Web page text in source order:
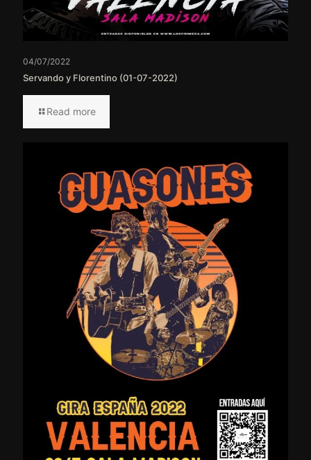
04/07/2022
Servando y Florentino (01-07-2022)
Read more